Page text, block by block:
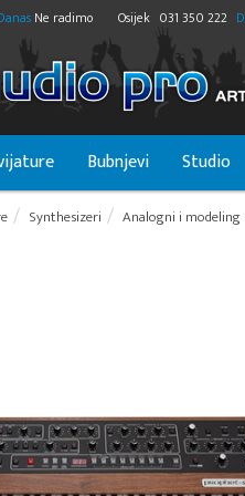
Ne radimo Osijek 031 350 222
Bubnjevi Studio
Synthesizeri Analogni i modeling